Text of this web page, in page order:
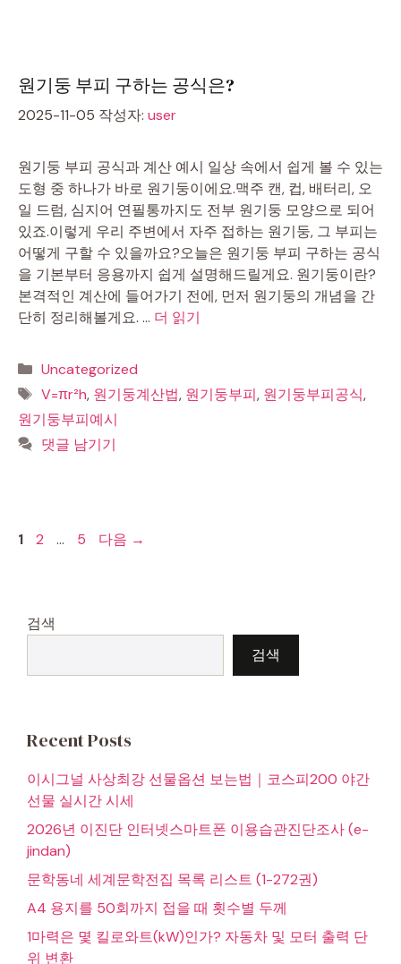
원기둥 부피 구하는 공식은?
2025-11-05 작성자: user
원기둥 부피 공식과 계산 예시 일상 속에서 쉽게 볼 수 있는
도형 중 하나가 바로 원기둥이에요.맥주 캔, 컵, 배터리, 오
일 드럼, 심지어 연필통까지도 전부 원기둥 모양으로 되어
있죠.이렇게 우리 주변에서 자주 접하는 원기둥, 그 부피는
어떻게 구할 수 있을까요?오늘은 원기둥 부피 구하는 공식
을 기본부터 응용까지 쉽게 설명해드릴게요. 원기둥이란?
본격적인 계산에 들어가기 전에, 먼저 원기둥의 개념을 간
단히 정리해볼게요. … 더 읽기
카
테
고
리
Uncategorized
태
그
V=πr²h, 원기둥계산법, 원기둥부피, 원기둥부피공식,
원기둥부피예시
댓글 남기기
페
1
페
2 …
페
5 다음 →
검색
검색
Recent Posts
이시그널 사상최강 선물옵션 보는법｜코스피200 야간
선물 실시간 시세
2026년 이진단 인터넷스마트폰 이용습관진단조사 (e-
jindan)
문학동네 세계문학전집 목록 리스트 (1-272권)
A4 용지를 50회까지 접을 때 횟수별 두께
1마력은 몇 킬로와트(kW)인가? 자동차 및 모터 출력 단
위 변환